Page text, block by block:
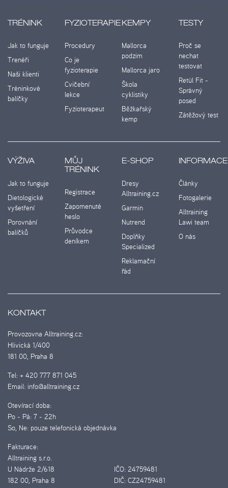
TRÉNINK
Jak to funguje
Trenéři
Naši klienti
Tréninkové
balíčky
FYZIOTERAPIE
Procedury
Co je
fyzioterapie
Cvičební
lekce
Fyzioterapeut
KEMPY
Mallorca
podzim
Mallorca jaro
Škola
cyklistiky
Běžkařský
kemp
TESTY
Proč se
nechat
testovat
Retül Fit -
Správný
posed
Zátěžový test
VÝŽIVA
Jak to funguje
Dietologické
vyšetření
Porovnání
balíčků
MŮJ
TRÉNINK
Registrace
Zapomenuté
heslo
Průvodce
deníkem
E-SHOP
Dresy
Alltraining.cz
Garmin
Nutrend
Doplňky
Specialized
Reklamační
řád
INFORMACE
Články
Fotogalerie
Alltraining
Lawi team
O nás
KONTAKT
Provozovna Alltraining.cz:
Hlivická 1/400
181 00, Praha 8
Tel: + 420 777 871 045
Email: info@alltraining.cz
Otevírací doba:
Po - Pá: 7 - 22h
So, Ne: pouze telefonická objednávka
Fakturace:
Alltraining s.r.o.
U Nádrže 2/618
IČO: 24759481
182 00, Praha 8
DIČ: CZ24759481